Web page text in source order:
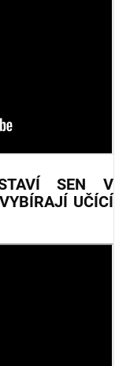
SEN V
UČÍCÍ